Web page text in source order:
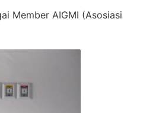
Member AIGMI (Asosiasi